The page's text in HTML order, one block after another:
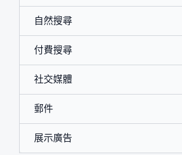
自然搜尋
付費搜尋
社交媒體
郵件
展示廣告